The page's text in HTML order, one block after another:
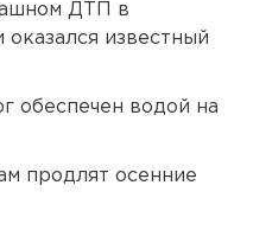
ДТП в
известный
обеспечен водой на
продлят осенние